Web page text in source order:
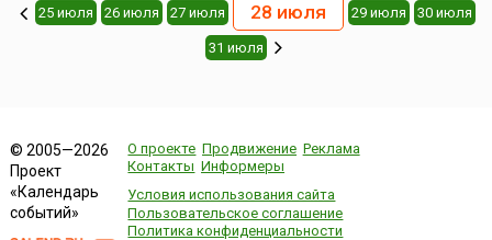
25 июля 26 июля 27 июля 28 июля 29 июля 30 июля
31 июля
© 2005—2026
Проект
«Календарь
событий»
О проекте Продвижение Реклама
Контакты Информеры
Условия использования сайта
Пользовательское соглашение
Политика конфиденциальности